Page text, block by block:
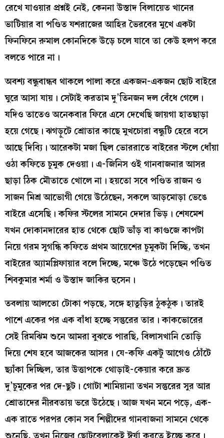
রেখে যাওয়ার প্রশ্নই নেই, কেননা উস্তাদ বিলায়েত খানের
ভাটিয়ার বা পণ্ডিত যশরাজের আহির ভৈরবের মুখে একটা
ফিনফিনে রুমাল কোনদিকে উড়ে চলে যাবে তা কেউ হলপ করে
বলতে পারে না।
অবশ্য বন্ধুবান্ধব থাকলে পালা করে একজন-একজন ছোট বাইরে
ঘুরে আসা যায়। সেটাই করতাম দু’তিনজন দল বেঁধে গেলে।
যদিও তাতেও অনেকবার ফিরে এসে দেখেছি জায়গা হাতছাড়া
হয়ে গেছে। ঝগড়ুটে শ্রোতার কাছে মুখচোরা বন্ধুটি হেরে বসে
আছে দিব্যি। আরেকটা মজা ছিল ভোররাতে বাইরের স্টলে ধোঁয়া
ওঠা কফিতে চুমুক দেওয়া। এ-জিনিস ওই গানবাজনার আসর
ছাড়া ঠিক মৌতাতে খোলে না। হয়তো সবে পণ্ডিত রাজন ও
সাজন মিশ্র আভোগী গেয়ে উঠেছেন, সকলে আড়মোড়া ভেঙে
বাইরে এসেছি। কফির স্টলের সামনে দেদার ভিড়। শেষমেশ
যখন দোকানদারের হাত থেকে ছোট ভাঁড় বা কাগুজে কাপটা
নিয়ে গরম সুগন্ধি কফিতে প্রথম আয়েশের চুমুকটা দিচ্ছি, তখন
বাইরের অ্যামপ্লিফায়ার বলে দিচ্ছে, মঞ্চে উঠে পড়েছেন পণ্ডিত
শিবকুমার শর্মা ও উস্তাদ জাকির হুসেন।
তবলায় আলতো টোকা পড়ছে, সঙ্গে হাতুড়ির ঠুকঠুক। তারই
পাশে একের পর এক বাঁধা হচ্ছে সন্তুরের তার। কাকভোরের
সেই রিমঝিম শুনে আমরা বুঝতে পারছি, বিলাসখানি তোড়ি
দিয়ে শেষ হবে আজকের আসর। যে-কফি একটু আগেও ঠোঁটে
ছ্যাঁকা দিচ্ছিল, তার উত্তাপকে থোড়াই-কেয়ার করে দ্রুত
দু’চুমুকের পর দে-ছুট। গোটা শামিয়ানা তখন সন্তুরের সুর আর
শ্রোতাদের নীরবতায় ভরে উঠেছে। আজ যখন মনে পড়ে, এক-
এক রাতে পরপর কোন সব শিল্পীদের গানবাজনা সামনে থেকে